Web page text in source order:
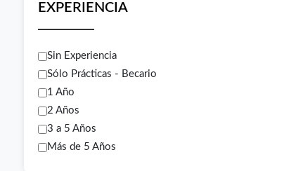
EXPERIENCIA
Sin Experiencia
Sólo Prácticas - Becario
1 Año
2 Años
3 a 5 Años
Más de 5 Años